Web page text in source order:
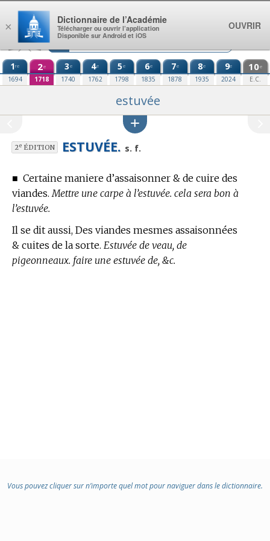
Aller au contenu
1re
1694
2e
1718
3e
1740
4e
1762
5e
1798
6e
1835
7e
1878
8e
1935
9e
2024
10e
E.C.
estuvée
2eÉDITION ESTUVÉE. s. f.
■ Certaine maniere d’assaisonner & de cuire des
viandes. Mettre une carpe à l’estuvée. cela sera bon à
l’estuvée.
Il se dit aussi, Des viandes mesmes assaisonnées
& cuites de la sorte. Estuvée de veau, de
pigeonneaux. faire une estuvée de, &c.
Vous pouvez cliquer sur n’importe quel mot pour naviguer dans le dictionnaire.
×
Dictionnaire de l’Académie
Télécharger ou ouvrir l’application
Disponible sur Android et iOS
OUVRIR